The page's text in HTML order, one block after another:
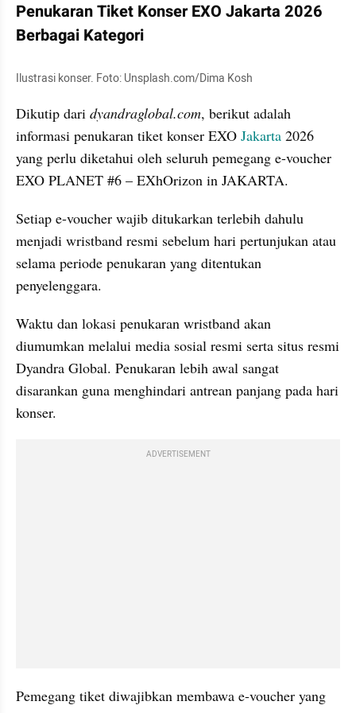
Penukaran Tiket Konser EXO Jakarta 2026
Berbagai Kategori
Ilustrasi konser. Foto: Unsplash.com/Dima Kosh
Dikutip dari dyandraglobal.com, berikut adalah
informasi penukaran tiket konser EXO Jakarta 2026
yang perlu diketahui oleh seluruh pemegang e-voucher
EXO PLANET #6 – EXhOrizon in JAKARTA.
Setiap e-voucher wajib ditukarkan terlebih dahulu
menjadi wristband resmi sebelum hari pertunjukan atau
selama periode penukaran yang ditentukan
penyelenggara.
Waktu dan lokasi penukaran wristband akan
diumumkan melalui media sosial resmi serta situs resmi
Dyandra Global. Penukaran lebih awal sangat
disarankan guna menghindari antrean panjang pada hari
konser.
ADVERTISEMENT
Pemegang tiket diwajibkan membawa e-voucher yang